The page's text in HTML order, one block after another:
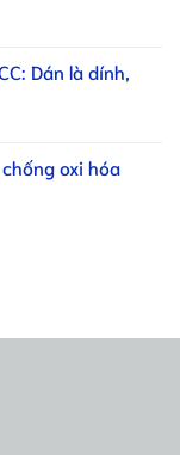
Dán là dính,
oxi hóa